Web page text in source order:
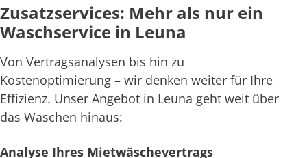
Zusatzservices: Mehr als nur ein
Waschservice in Leuna
Von Vertragsanalysen bis hin zu
Kostenoptimierung – wir denken weiter für Ihre
Effizienz. Unser Angebot in Leuna geht weit über
das Waschen hinaus:
Analyse Ihres Mietwäschevertrags